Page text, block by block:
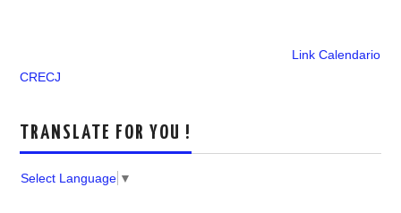
Link Calendario
CRECJ
TRANSLATE FOR YOU !
Select Language ▼